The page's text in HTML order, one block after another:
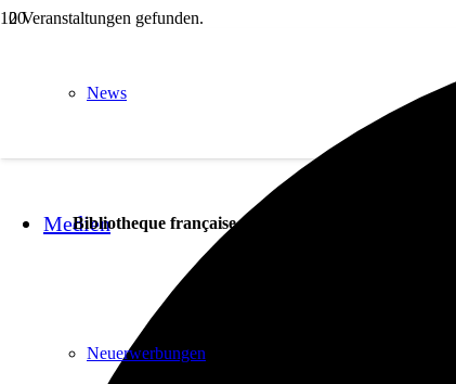
News
Medien
Neuerwerbungen
Bibliotheque française
0 Veranstaltungen gefunden.